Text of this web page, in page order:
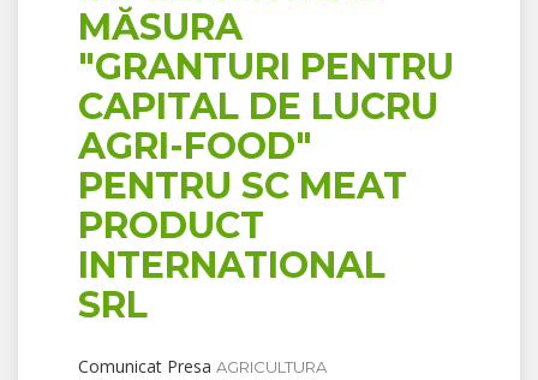
MĂSURA
"GRANTURI PENTRU
CAPITAL DE LUCRU
AGRI-FOOD"
PENTRU SC MEAT
PRODUCT
INTERNATIONAL
SRL
Comunicat Presa AGRICULTURA